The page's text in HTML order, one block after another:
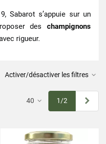
Sabarot s’appuie sur un
des champignons
rigueur.
Activer/désactiver les filtres
40 1/2